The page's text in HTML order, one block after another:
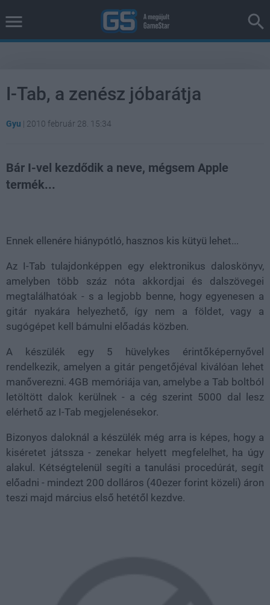
I-Tab, a zenész jóbarátja
Gyu | 2010 február 28. 15:34
Bár I-vel kezdődik a neve, mégsem Apple
termék...
Ennek ellenére hiánypótló, hasznos kis kütyü lehet...
Az I-Tab tulajdonképpen egy elektronikus daloskönyv,
amelyben több száz nóta akkordjai és dalszövegei
megtalálhatóak - s a legjobb benne, hogy egyenesen a
gitár nyakára helyezhető, így nem a földet, vagy a
sugógépet kell bámulni előadás közben.
A készülék egy 5 hüvelykes érintőképernyővel
rendelkezik, amelyen a gitár pengetőjéval kiválóan lehet
manőverezni. 4GB memóriája van, amelybe a Tab boltból
letöltött dalok kerülnek - a cég szerint 5000 dal lesz
elérhető az I-Tab megjelenésekor.
Bizonyos daloknál a készülék még arra is képes, hogy a
kiséretet játssza - zenekar helyett megfelelhet, ha úgy
alakul. Kétségtelenül segíti a tanulási procedúrát, segít
előadni - mindezt 200 dolláros (40ezer forint közeli) áron
teszi majd március első hetétől kezdve.